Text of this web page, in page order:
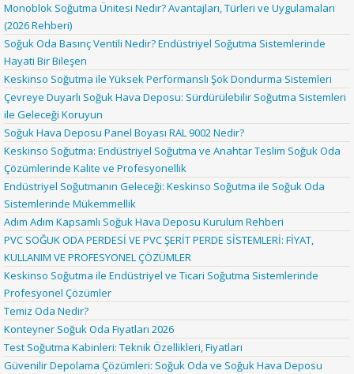
Monoblok Soğutma Ünitesi Nedir? Avantajları, Türleri ve Uygulamaları
(2026 Rehberi)
Soğuk Oda Basınç Ventili Nedir? Endüstriyel Soğutma Sistemlerinde
Hayati Bir Bileşen
Keskinso Soğutma ile Yüksek Performanslı Şok Dondurma Sistemleri
Çevreye Duyarlı Soğuk Hava Deposu: Sürdürülebilir Soğutma Sistemleri
ile Geleceği Koruyun
Soğuk Hava Deposu Panel Boyası RAL 9002 Nedir?
Keskinso Soğutma: Endüstriyel Soğutma ve Anahtar Teslim Soğuk Oda
Çözümlerinde Kalite ve Profesyonellik
Endüstriyel Soğutmanın Geleceği: Keskinso Soğutma ile Soğuk Oda
Sistemlerinde Mükemmellik
Adım Adım Kapsamlı Soğuk Hava Deposu Kurulum Rehberi
PVC SOĞUK ODA PERDESİ VE PVC ŞERİT PERDE SİSTEMLERİ: FİYAT,
KULLANIM VE PROFESYONEL ÇÖZÜMLER
Keskinso Soğutma ile Endüstriyel ve Ticari Soğutma Sistemlerinde
Profesyonel Çözümler
Temiz Oda Nedir?
Konteyner Soğuk Oda Fiyatları 2026
Test Soğutma Kabinleri: Teknik Özellikleri, Fiyatları
Güvenilir Depolama Çözümleri: Soğuk Oda ve Soğuk Hava Deposu